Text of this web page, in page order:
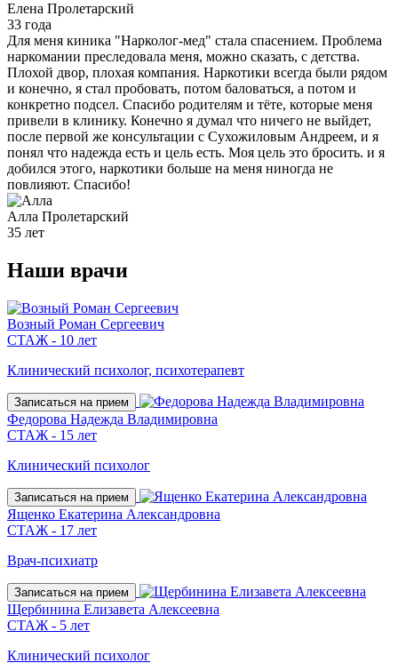
Елена Пролетарский
33 года
Для меня киника "Нарколог-мед" стала спасением. Проблема
наркомании преследовала меня, можно сказать, с детства.
Плохой двор, плохая компания. Наркотики всегда были рядом
и конечно, я стал пробовать, потом баловаться, а потом и
конкретно подсел. Спасибо родителям и тёте, которые меня
привели в клинику. Конечно я думал что ничего не выйдет,
после первой же консультации с Сухожиловым Андреем, и я
понял что надежда есть и цель есть. Моя цель это бросить. и я
добился этого, наркотики больше на меня ниногда не
повлияют. Спасибо!
Алла Пролетарский
35 лет
Наши врачи
Возный Роман Сергеевич
СТАЖ - 10 лет
Клинический психолог, психотерапевт
Записаться на прием
Федорова Надежда Владимировна
СТАЖ - 15 лет
Клинический психолог
Записаться на прием
Ященко Екатерина Александровна
СТАЖ - 17 лет
Врач-психиатр
Записаться на прием
Щербинина Елизавета Алексеевна
СТАЖ - 5 лет
Клинический психолог